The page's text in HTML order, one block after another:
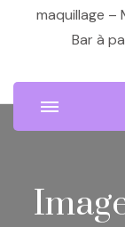
maquillage –
Bar à